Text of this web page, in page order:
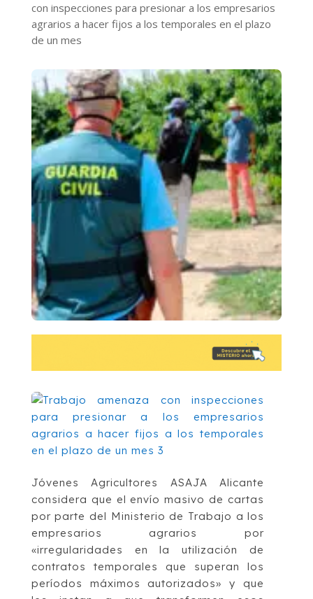
con inspecciones para presionar a los empresarios
agrarios a hacer fijos a los temporales en el plazo
de un mes
Jóvenes Agricultores ASAJA Alicante
considera que el envío masivo de cartas
por parte del Ministerio de Trabajo a los
empresarios agrarios por
«irregularidades en la utilización de
contratos temporales que superan los
períodos máximos autorizados» y que